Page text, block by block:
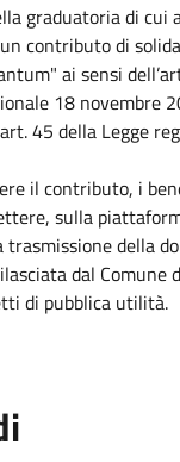
graduatoria di cui
contributo di
ai sensi
18 novembre
45 della Legge
il contributo, i
sulla
della
dal Comune
di pubblica utilità.